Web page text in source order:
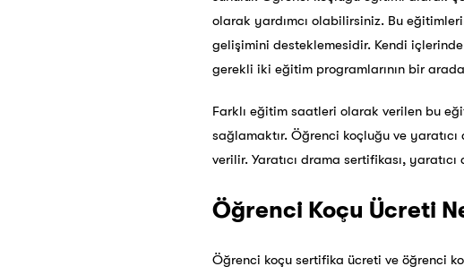
olarak yardımcı olabilirsiniz. Bu
gelişimini desteklemesidir. Kendi
gerekli iki eğitim programlarının bir
Farklı eğitim saatleri olarak verilen bu
sağlamaktır. Öğrenci koçluğu ve
verilir. Yaratıcı drama sertifikası,
Öğrenci Koçu Ücreti
Öğrenci koçu sertifika ücreti ve öğrenci